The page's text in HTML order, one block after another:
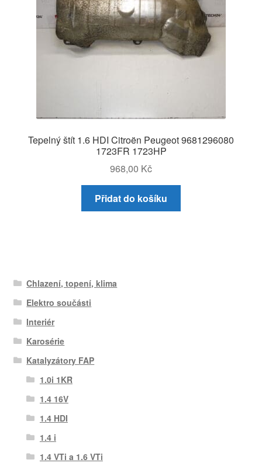
Tepelný štít 1.6 HDI Citroën Peugeot 9681296080
1723FR 1723HP
968,00 Kč
Přidat do košíku
Chlazení, topení, klima
Elektro součásti
Interiér
Karosérie
Katalyzátory FAP
1.0i 1KR
1.4 16V
1.4 HDI
1.4 i
1.4 VTi a 1.6 VTi